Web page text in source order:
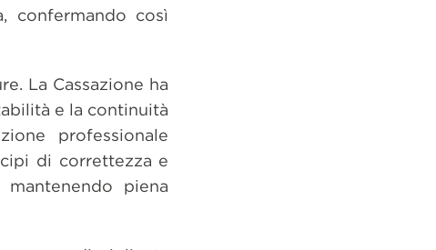
confermando così
La Cassazione ha
e la continuità
professionale
di correttezza e
piena